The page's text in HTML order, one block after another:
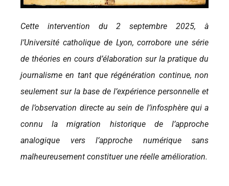
Cette intervention du 2 septembre 2025, à
l’Université catholique de Lyon, corrobore une série
de théories en cours d’élaboration sur la pratique du
journalisme en tant que régénération continue, non
seulement sur la base de l’expérience personnelle et
de l’observation directe au sein de l’infosphère qui a
connu la migration historique de l’approche
analogique vers l’approche numérique sans
malheureusement constituer une réelle amélioration.